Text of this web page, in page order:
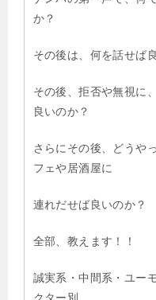
か？
その後は、何を話せば
その後、拒否や無視に
良いのか？
さらにその後、どうや
フェや居酒屋に
連れだせば良いのか？
全部、教えます！！
誠実系・中間系・ユー
クター別